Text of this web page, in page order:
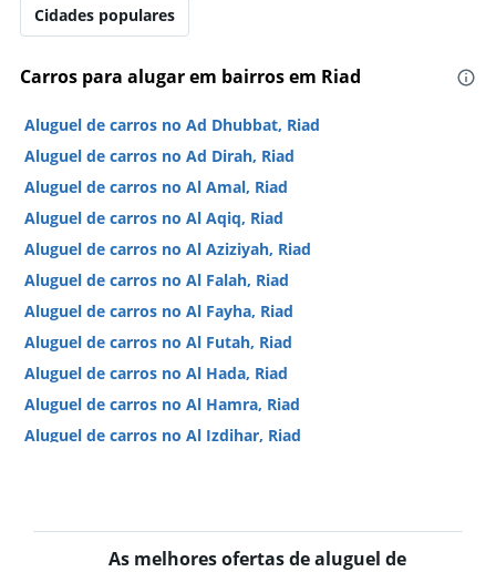
Cidades populares
Carros para alugar em bairros em Riad
Aluguel de carros no Ad Dhubbat, Riad
Aluguel de carros no Ad Dirah, Riad
Aluguel de carros no Al Amal, Riad
Aluguel de carros no Al Aqiq, Riad
Aluguel de carros no Al Aziziyah, Riad
Aluguel de carros no Al Falah, Riad
Aluguel de carros no Al Fayha, Riad
Aluguel de carros no Al Futah, Riad
Aluguel de carros no Al Hada, Riad
Aluguel de carros no Al Hamra, Riad
Aluguel de carros no Al Izdihar, Riad
Aluguel de carros no Al Madhar Ash Shamali, Riad
Aluguel de carros no Al Maizilah, Riad
As melhores ofertas de aluguel de